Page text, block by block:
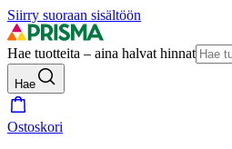
Siirry suoraan sisältöön
Hae tuotteita – aina halvat hinnat
Hae
Ostoskori